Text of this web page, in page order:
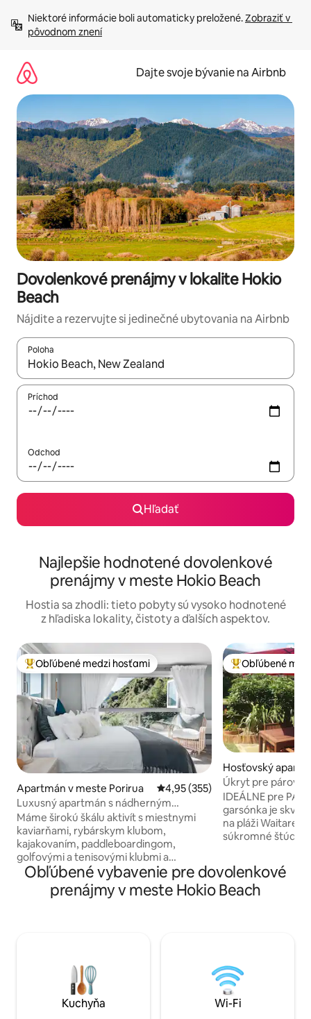
obsah.
Niektoré informácie boli automaticky preložené. Zobraziť v
pôvodnom znení
Dajte svoje bývanie na Airbnb
Dovolenkové prenájmy v lokalite Hokio
Beach
Nájdite a rezervujte si jedinečné ubytovania na Airbnb
Poloha
Keď budú výsledky k dispozícii, môžete si ich prechádzať
Príchod
Odchod
Hľadať
Najlepšie hodnotené dovolenkové
prenájmy v meste Hokio Beach
Hostia sa zhodli: tieto pobyty sú vysoko hodnotené
z hľadiska lokality, čistoty a ďalších aspektov.
Najobľúbenejšie medzi hosťami
Obľúbené medzi hosťami
Apartmán v meste Porirua Priemerné ohodnotenie 4,95 z
4,95 (355)
Luxusný apartmán s nádherným
výhľadom na more a západy slnka
Máme širokú škálu aktivít s miestnymi
kaviarňami, rybárskym klubom,
kajakovaním, paddleboardingom,
golfovými a tenisovými klubmi a
skvelými prechádzkami na dosah ruky.
Chcete si urobiť jednodňový výlet do
regiónu Wairarapa, ktorému vám
čerešničkou na torte. Potraviny
môžeme poskytnúť podľa potreby.
Môžeme vám pomôcť s akýmkoľvek
plánovaním cestovania po Novom
Najobľúbenejšie
Obľúbené
Hosťovský
te Waitārere
Úkryt pre párov +
WOW
IDEÁLNE pre
garsónka je
na pláži Waitarere. Super
súkromné štúdio
bielizňou –
(VLASTNÁ
cene, napr. džús,
prechádzka k
Medzi pobytmi
upratané a
Oddýchnite si a
Obľúbené vybavenie pre dovolenkové
prenájmy v meste Hokio Beach
Kuchyňa Wi-Fi